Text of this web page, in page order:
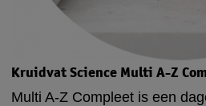
Kruidvat Science Multi A-Z
Multi A-Z Compleet is een